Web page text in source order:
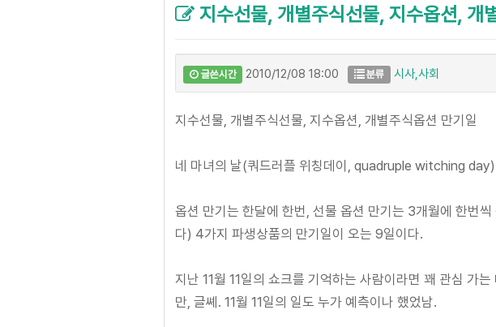
지수선물, 개별주식선물, 지수옵션, 개
글쓴시간 2010/12/08 18:00 분류 시사,사회
지수선물, 개별주식선물, 지수옵션, 개별주식옵션 만기일
네 마녀의 날(쿼드러플 위칭데이, quadruple witching day)
옵션 만기는 한달에 한번, 선물 옵션 만기는 3개월에 한번
다) 4가지 파생상품의 만기일이 오는 9일이다.
지난 11월 11일의 쇼크를 기억하는 사람이라면 꽤 관심 가
만, 글쎼. 11월 11일의 일도 누가 예측이나 했었남.